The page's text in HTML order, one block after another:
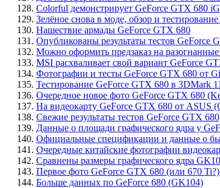
128. Colorful демонстрирует GeForce GTX 680
129. Зелёное снова в моде, обзор и
130. Нашествие армады GeForce GTX 680
131. Опубликованы результаты тестов GeForce
132. Можно оформить предзаказ на
133. MSI расхваливает свой вариант GeForce
134. Фотографии и тесты GeForce GTX 680 от
135. Тестирование GeForce GTX 680 в 3DMark
136. Очередное новое фото GeForce GTX 680
137. На видеокарту GeForce GTX 680 от ASUS
138. Свежие результаты тестов GeForce GTX
139. Данные о площади графического ядра у
140. Официальные спецификации и данные о
141. Очередные китайские фотографии
142. Сравнены размеры графического ядра
143. Первое фото GeForce GTX 680 (или 670
144. Больше данных по GeForce 680 (GK104)